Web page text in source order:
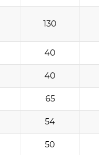
130
40
40
65
54
50